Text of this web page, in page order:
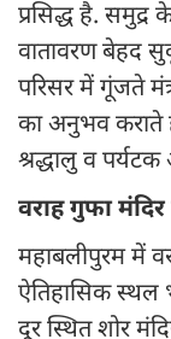
प्रसिद्ध है. समुद्र
वातावरण बेहद
परिसर में गूंजते
का अनुभव कराते
श्रद्धालु व
वराह गुफा
महाबलीपुरम में
ऐतिहासिक स्थल
दूर स्थित शोर